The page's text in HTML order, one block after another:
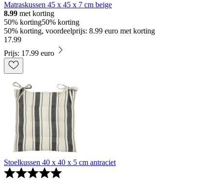
Matraskussen 45 x 45 x 7 cm beige
8.99 met korting
50% korting50% korting
50% korting, voordeelprijs: 8.99 euro met korting
17.99
Prijs: 17.99 euro
Stoelkussen 40 x 40 x 5 cm antraciet